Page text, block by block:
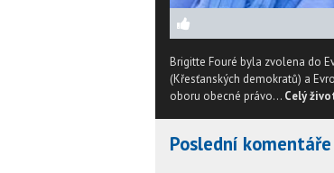
Brigitte Fouré byla zvolena do
(Křesťanských demokratů) a
oboru obecné právo... Celý
Poslední komentáře